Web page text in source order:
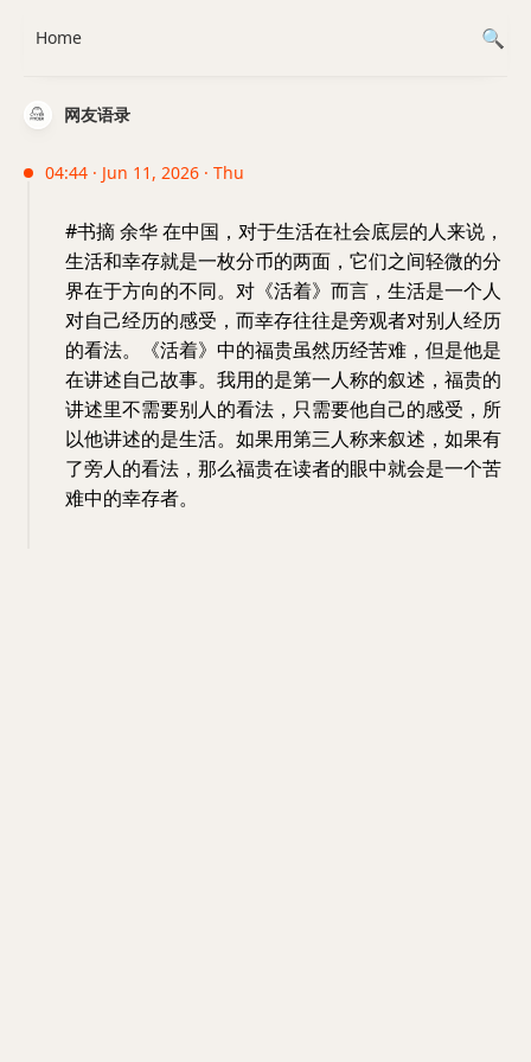
网友语录
04:44 · Jun 11, 2026 · Thu
#书摘 余华 在中国，对于生活在社会底层的人来说，
生活和幸存就是一枚分币的两面，它们之间轻微的分
界在于方向的不同。对《活着》而言，生活是一个人
对自己经历的感受，而幸存往往是旁观者对别人经历
的看法。《活着》中的福贵虽然历经苦难，但是他是
在讲述自己故事。我用的是第一人称的叙述，福贵的
讲述里不需要别人的看法，只需要他自己的感受，所
以他讲述的是生活。如果用第三人称来叙述，如果有
了旁人的看法，那么福贵在读者的眼中就会是一个苦
难中的幸存者。
Home